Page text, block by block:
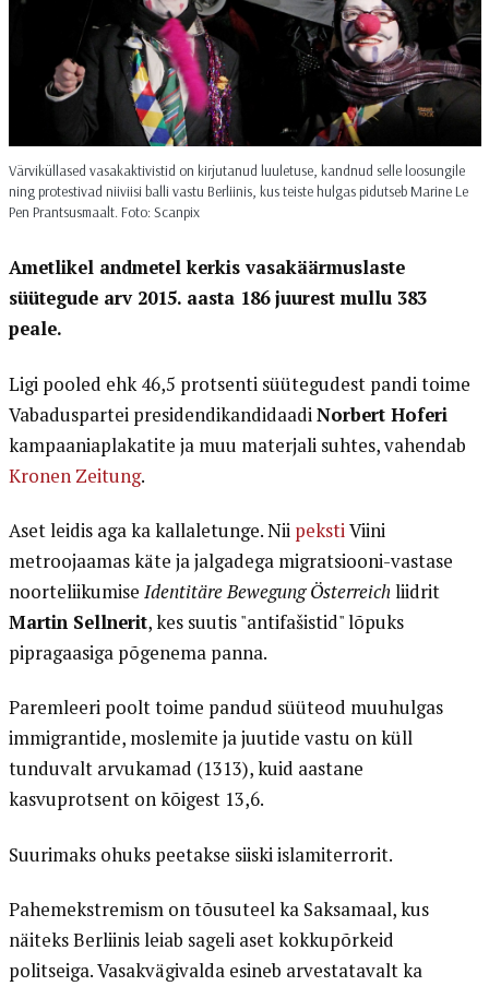
Värviküllased vasakaktivistid on kirjutanud luuletuse, kandnud selle loosungile
ning protestivad niiviisi balli vastu Berliinis, kus teiste hulgas pidutseb Marine Le
Pen Prantsusmaalt. Foto: Scanpix
Ametlikel andmetel kerkis vasakäärmuslaste
süütegude arv 2015. aasta 186 juurest mullu 383
peale.
Ligi pooled ehk 46,5 protsenti süütegudest pandi toime
Vabaduspartei presidendikandidaadiNorbert Hoferi
kampaaniaplakatite ja muu materjali suhtes, vahendab
Kronen Zeitung.
Aset leidis aga ka kallaletunge. Nii pekstiViini
metroojaamas käte ja jalgadega migratsiooni-vastase
noorteliikumise Identitäre Bewegung Österreich liidrit
Martin Sellnerit, kes suutis "antifašistid" lõpuks
pipragaasiga põgenema panna.
Paremleeri poolt toime pandud süüteod muuhulgas
immigrantide, moslemite ja juutide vastu on küll
tunduvalt arvukamad (1313), kuid aastane
kasvuprotsent on kõigest 13,6.
Suurimaks ohuks peetakse siiski islamiterrorit.
Pahemekstremism on tõusuteel ka Saksamaal, kus
näiteks Berliinis leiab sageli aset kokkupõrkeid
politseiga. Vasakvägivalda esineb arvestatavalt ka